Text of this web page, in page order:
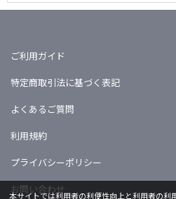
ご利用ガイド
特定商取引法に基づく表記
よくあるご質問
利用規約
プライバシーポリシー
お問い合わせ
本サイトでは利用者の利便性向上と利用者の